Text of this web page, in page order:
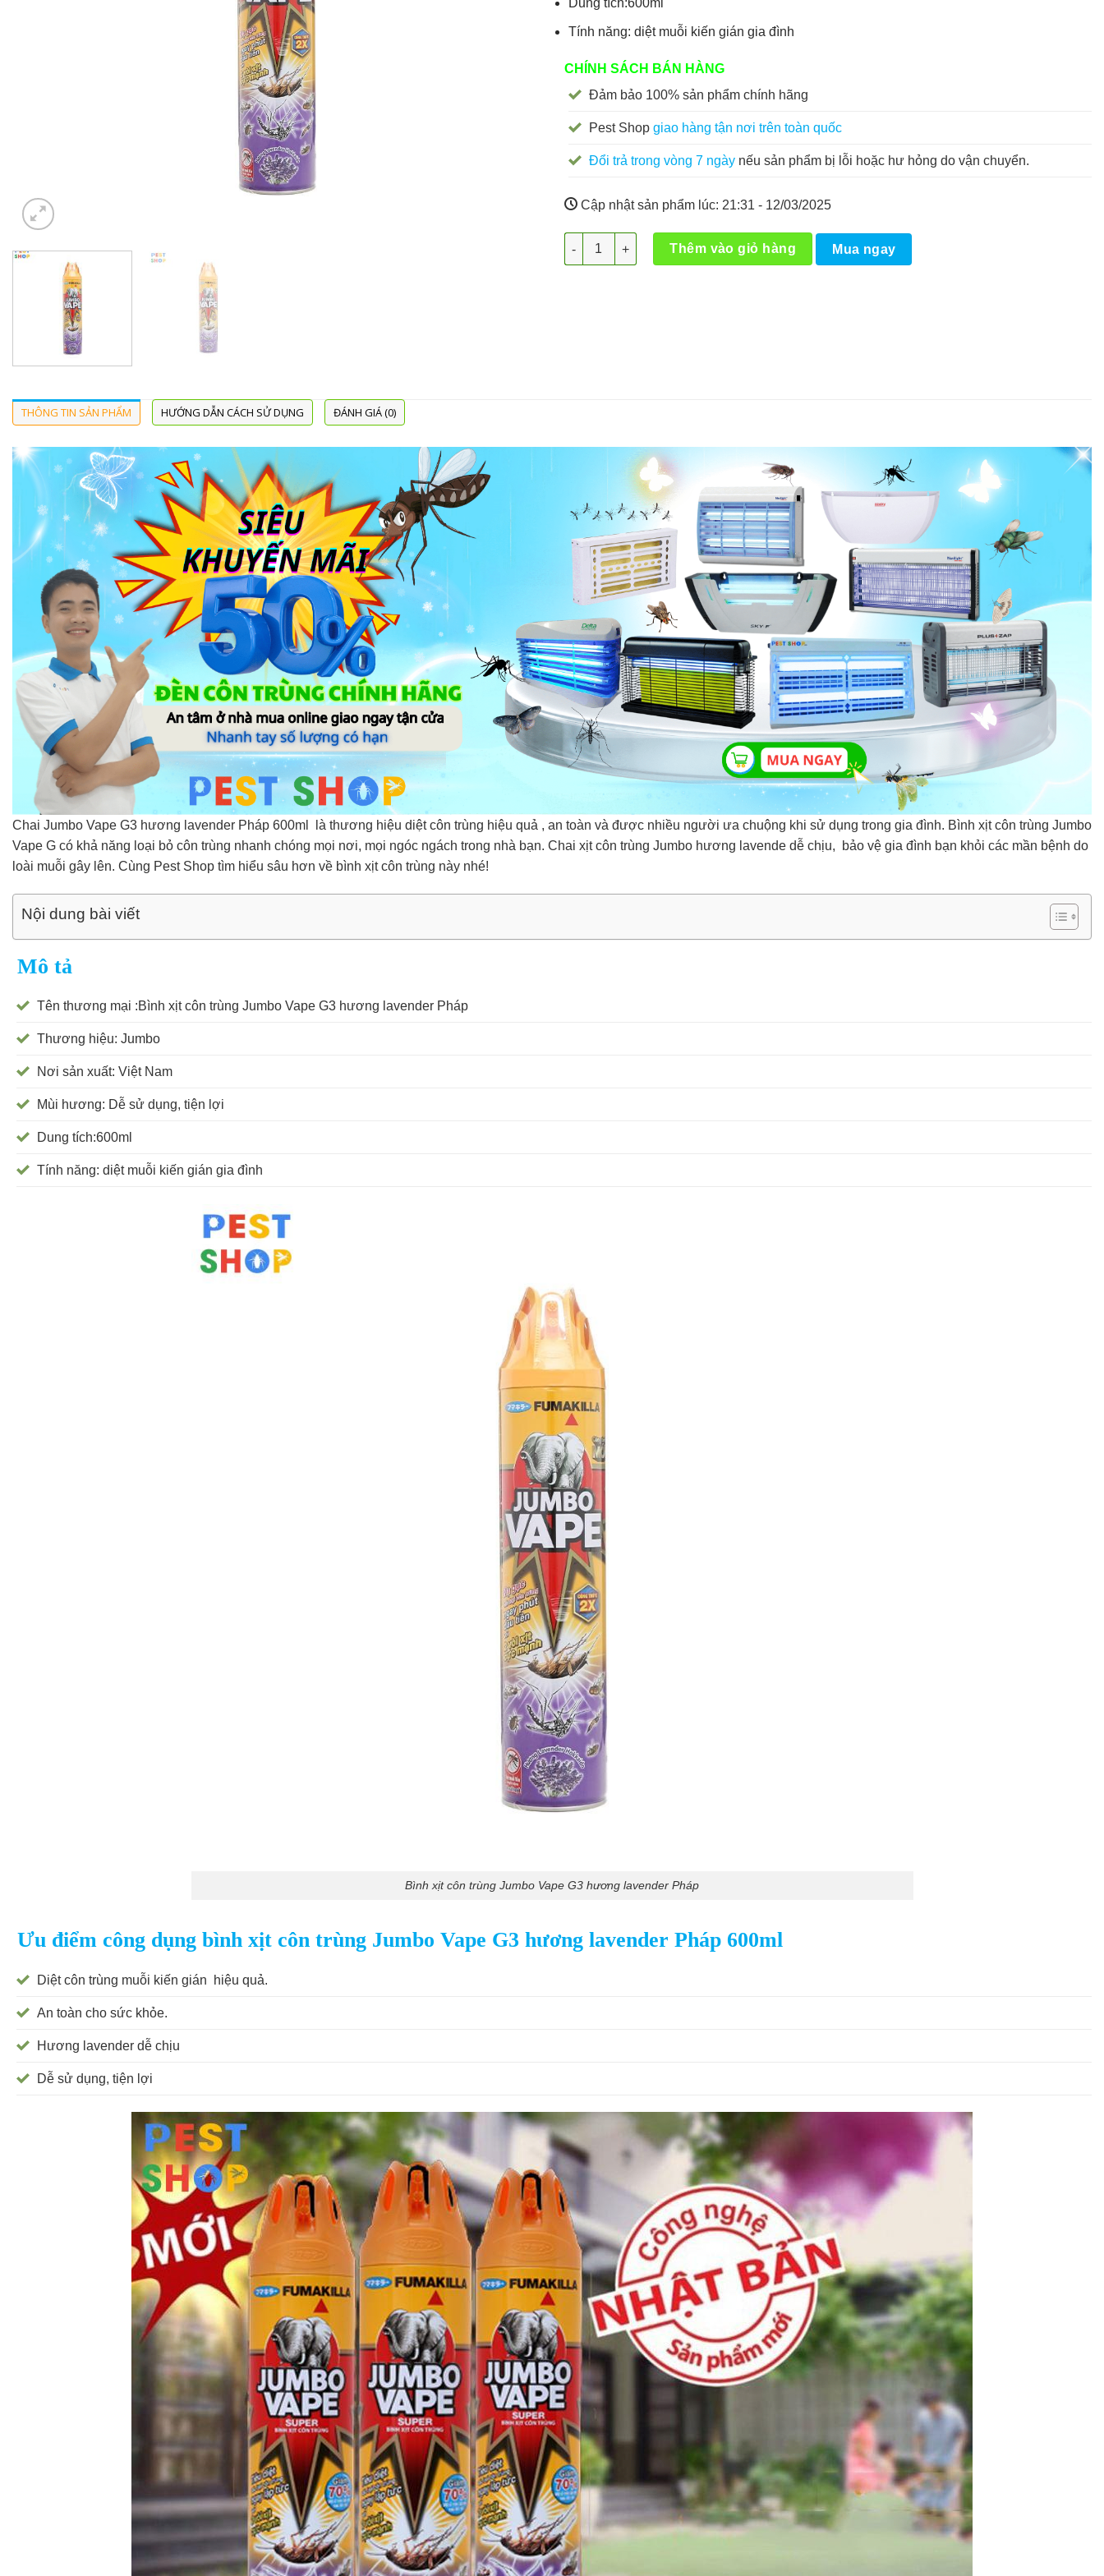
Dung tích:600ml
Tính năng: diệt muỗi kiến gián gia đình
CHÍNH SÁCH BÁN HÀNG
Đảm bảo 100% sản phẩm chính hãng
Pest Shop giao hàng tận nơi trên toàn quốc
Đổi trả trong vòng 7 ngày nếu sản phẩm bị lỗi hoặc hư hỏng do vận chuyển.
Cập nhật sản phẩm lúc: 21:31 - 12/03/2025
Bình xịt Jumbo Vape G3 số lượng
Thêm vào giỏ hàng Mua ngay
THÔNG TIN SẢN PHẨM HƯỚNG DẪN CÁCH SỬ DỤNG ĐÁNH GIÁ (0)
Chai Jumbo Vape G3 hương lavender Pháp 600ml là thương hiệu diệt côn trùng hiệu quả , an toàn và được nhiều người ưa chuộng khi sử dụng trong gia đình. Bình xịt côn trùng Jumbo
Vape G có khả năng loại bỏ côn trùng nhanh chóng mọi nơi, mọi ngóc ngách trong nhà bạn. Chai xịt côn trùng Jumbo hương lavende dễ chịu, bảo vệ gia đình bạn khỏi các mần bệnh do
loài muỗi gây lên. Cùng Pest Shop tìm hiểu sâu hơn về bình xịt côn trùng này nhé!
Nội dung bài viết
Mô tả
Tên thương mại :Bình xịt côn trùng Jumbo Vape G3 hương lavender Pháp
Thương hiệu: Jumbo
Nơi sản xuất: Việt Nam
Mùi hương: Dễ sử dụng, tiện lợi
Dung tích:600ml
Tính năng: diệt muỗi kiến gián gia đình
Bình xịt côn trùng Jumbo Vape G3 hương lavender Pháp
Ưu điểm công dụng bình xịt côn trùng Jumbo Vape G3 hương lavender Pháp 600ml
Diệt côn trùng muỗi kiến gián hiệu quả.
An toàn cho sức khỏe.
Hương lavender dễ chịu
Dễ sử dụng, tiện lợi